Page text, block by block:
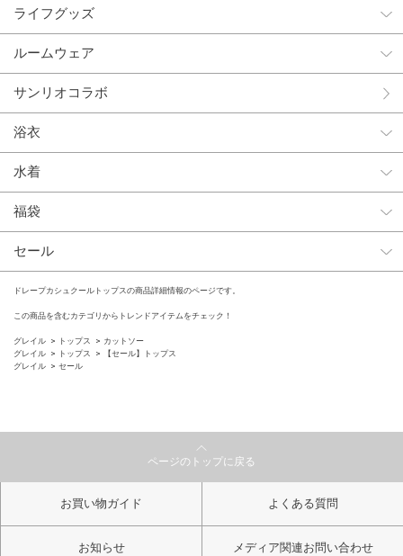
ライフグッズ
ルームウェア
サンリオコラボ
浴衣
水着
福袋
セール
ドレープカシュクールトップスの商品詳細情報のページです。
この商品を含むカテゴリからトレンドアイテムをチェック！
グレイル トップス
カットソー
グレイル
トップス
【セール】トップス
グレイル
セール
ページのトップに戻る
お買い物ガイド よくある質問
お知らせ メディア関連お問い合わせ